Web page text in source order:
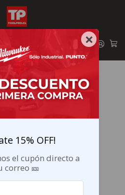
la RM por compras sobre $29.990
×
15% OFF!
el cupón directo a
correo 🎫